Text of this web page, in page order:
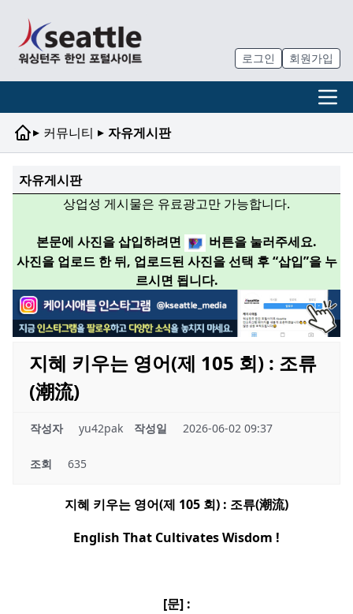
로그인 회원가입
▸ 커뮤니티 ▸ 자유게시판
자유게시판
상업성 게시물은 유료광고만 가능합니다.
본문에 사진을 삽입하려면
버튼을 눌러주세요.
사진을 업로드 한 뒤, 업로드된 사진을 선택 후 “삽입”을 누
르시면 됩니다.
지혜 키우는 영어(제 105 회) : 조류
(潮流)
작성자 yu42pak 작성일 2026-06-02 09:37
조회 635
지혜 키우는 영어(제 105 회) : 조류(潮流)
English That Cultivates Wisdom !
[문] :